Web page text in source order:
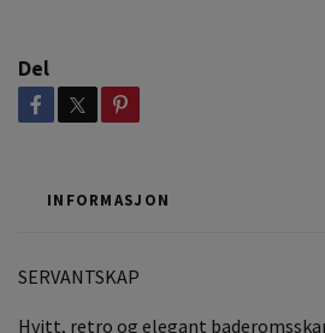
Del
INFORMASJON
SERVANTSKAP
Hvitt, retro og elegant